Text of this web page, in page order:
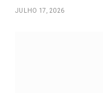
JULHO 17, 2026